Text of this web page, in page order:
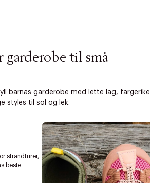
garderobe til små
barnas garderobe med lette lag, fargerike
styles til sol og lek.
strandturer,
beste